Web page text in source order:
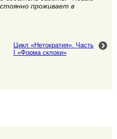
проживает в
Цикл «Нетократия». Часть
I «Форма склоки»